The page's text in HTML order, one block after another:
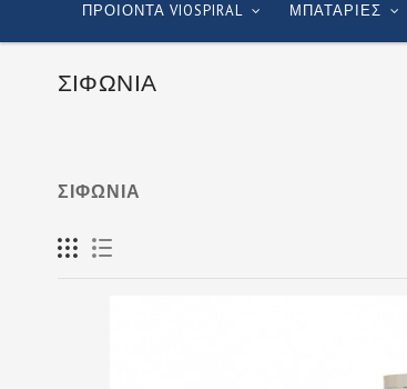
ΠΡΟΙΟΝΤΑ VIOSPIRAL ΜΠΑΤΑΡΙΕΣ
ΣΙΦΩΝΙΑ
ΣΙΦΩΝΙΑ